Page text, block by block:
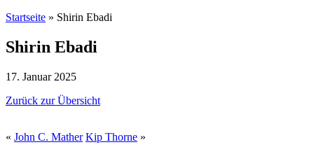
Startseite » Shirin Ebadi
Shirin Ebadi
17. Januar 2025
Zurück zur Übersicht
« John C. Mather Kip Thorne »